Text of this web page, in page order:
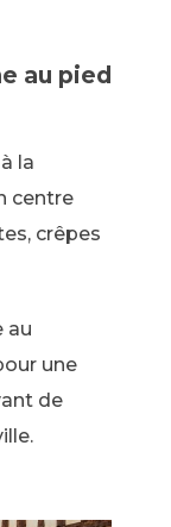
au pied
la
centre
crêpes
au
une
de